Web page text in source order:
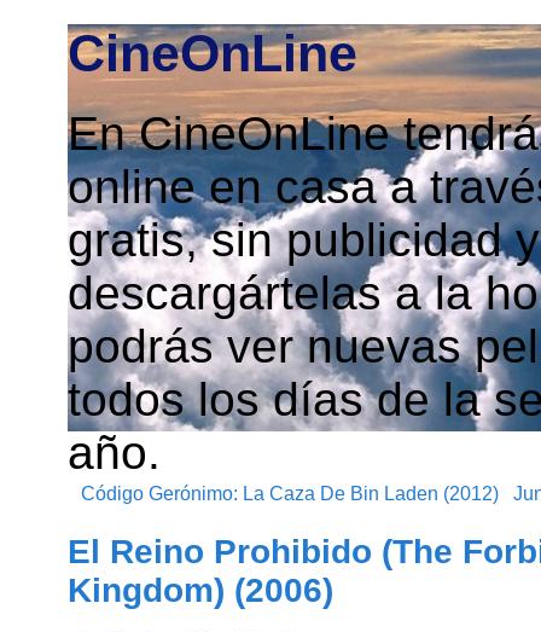
CineOnLine
En CineOnLine
online en casa a
gratis, sin publicidad
descargártelas a la
podrás ver nuevas
todos los días de la
año.
Código Gerónimo: La Caza De Bin Laden (2012)
El Reino Prohibido (The
Kingdom) (2006)